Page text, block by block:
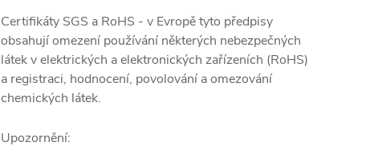
Certifikáty SGS a RoHS - v Evropě tyto předpisy
obsahují omezení používání některých nebezpečných
látek v elektrických a elektronických zařízeních (RoHS)
a registraci, hodnocení, povolování a omezování
chemických látek.
Upozornění: